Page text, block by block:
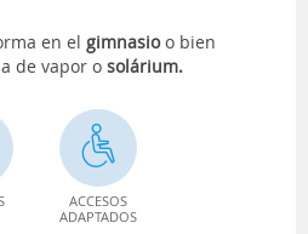
en el gimnasioo bien
de vapor o solárium.
ACCESOS
ADAPTADOS